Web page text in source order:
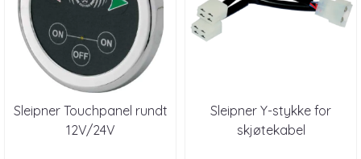
Sleipner Touchpanel rundt
12V/24V
Sleipner Y-stykke for
skjøtekabel